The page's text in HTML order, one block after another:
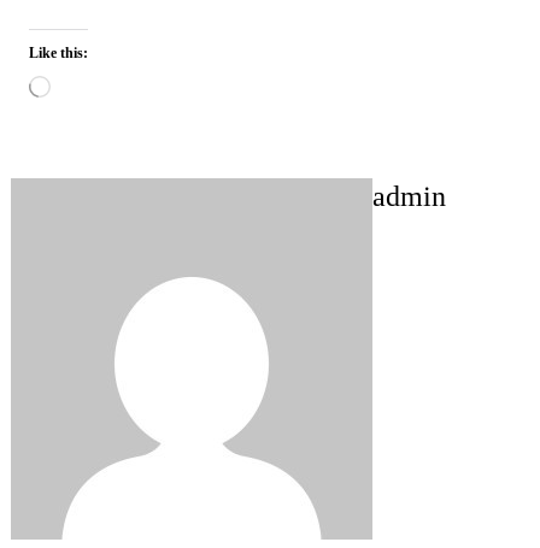
Like this:
Loading…
admin